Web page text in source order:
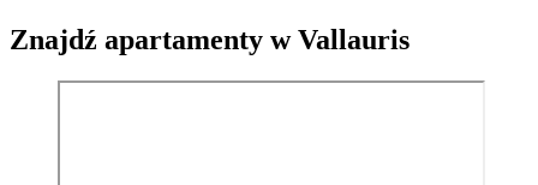
Znajdź apartamenty w Vallauris